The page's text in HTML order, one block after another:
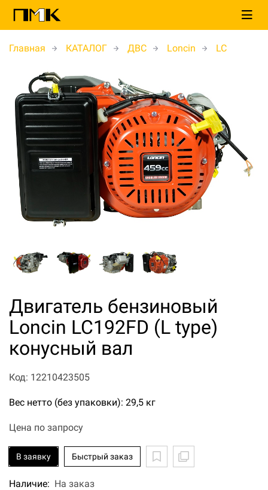
Главная КАТАЛОГ ДВС Loncin LC
Двигатель бензиновый
Loncin LC192FD (L type)
конусный вал
Код: 12210423505
Вес нетто (без упаковки): 29,5 кг
Цена по запросу
В заявку Быстрый заказ
Наличие: На заказ